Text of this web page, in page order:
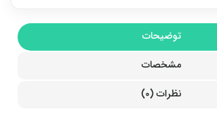
توضیحات
مشخصات
نظرات (0)